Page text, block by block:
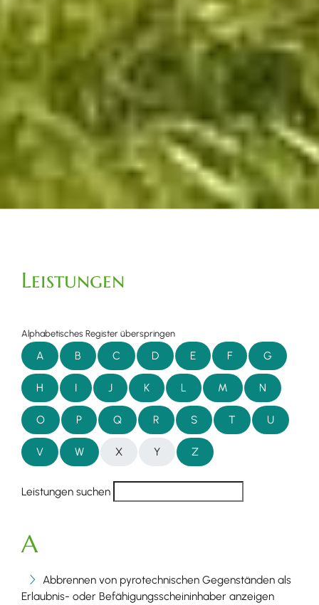
Leistungen
Alphabetisches Register überspringen
A B C D E F G
H I J K L M N
O P Q R S T U
V W X Y Z
Leistungen suchen
A
Abbrennen von pyrotechnischen Gegenständen als
Erlaubnis- oder Befähigungsscheininhaber anzeigen